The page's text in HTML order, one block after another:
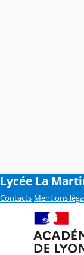
Lycée La
Contacts Mentions